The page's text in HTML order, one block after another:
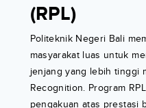
(RPL)
Politeknik Negeri Bali
masyarakat luas untuk
jenjang yang lebih tinggi
Recognition. Program
pengakuan atas prestasi